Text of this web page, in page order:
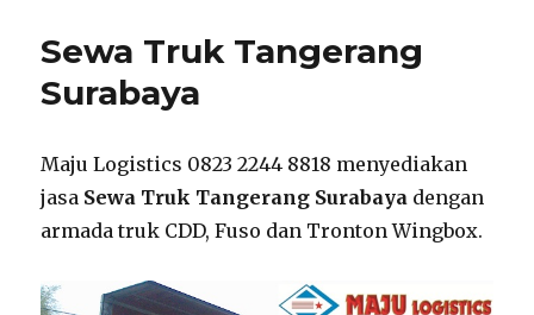
Sewa Truk Tangerang
Surabaya
Maju Logistics 0823 2244 8818 menyediakan
jasa Sewa Truk Tangerang Surabaya dengan
armada truk CDD, Fuso dan Tronton Wingbox.